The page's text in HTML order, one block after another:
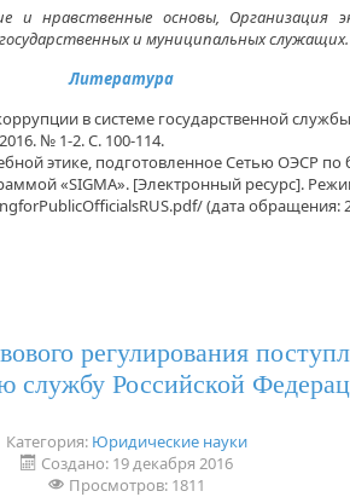
и нравственные основы, Организация
и муниципальных служащих.
Литература
в системе государственной
№ 1-2. С. 100-114.
этике, подготовленное Сетью ОЭСР по
«SIGMA». [Электронный ресурс].
(дата обращения:
регулирования
службу Российской
Категория: Юридические науки
Создано: 19 декабря 2016
Просмотров: 1811